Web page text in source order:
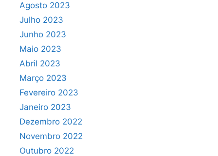
Agosto 2023
Julho 2023
Junho 2023
Maio 2023
Abril 2023
Março 2023
Fevereiro 2023
Janeiro 2023
Dezembro 2022
Novembro 2022
Outubro 2022